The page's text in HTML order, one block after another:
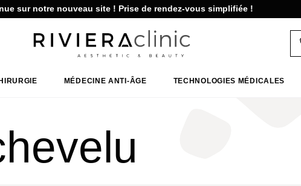
sur notre nouveau site ! Prise de rendez-vous simplifiée !
MÉDECINE ANTI-ÂGE TECHNOLOGIES MÉDICALES